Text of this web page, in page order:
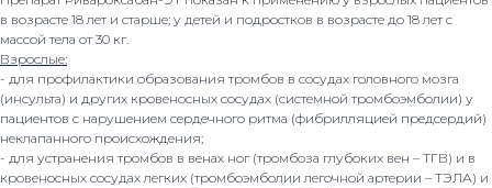
в возрасте 18 лет и старше; у детей и подростков в возрасте до 18 лет с
массой тела от 30 кг.
Взрослые:
- для профилактики образования тромбов в сосудах головного мозга
(инсульта) и других кровеносных сосудах (системной тромбоэмболии) у
пациентов с нарушением сердечного ритма (фибрилляцией предсердий)
неклапанного происхождения;
- для устранения тромбов в венах ног (тромбоза глубоких вен – ТГВ) и в
кровеносных сосудах легких (тромбоэмболии легочной артерии – ТЭЛА) и